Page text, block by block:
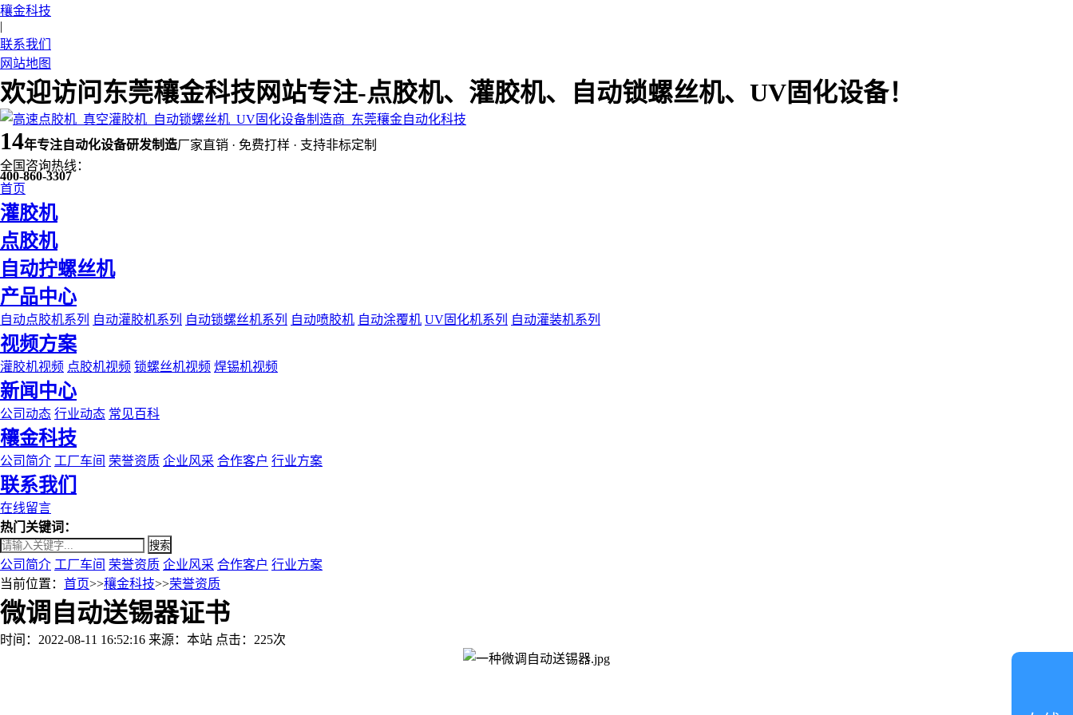
穰金科技
|
联系我们
网站地图
欢迎访问东莞穰金科技网站专注-点胶机、灌胶机、自动锁螺丝机、UV固化设备！
14年专注自动化设备研发制造厂家直销 · 免费打样 · 支持非标定制
全国咨询热线：
400-860-3307
首页
灌胶机
点胶机
自动拧螺丝机
产品中心
自动点胶机系列 自动灌胶机系列 自动锁螺丝机系列 自动喷胶机 自动涂覆机 UV固化机系列 自动灌装机系列
视频方案
灌胶机视频 点胶机视频 锁螺丝机视频 焊锡机视频
新闻中心
公司动态 行业动态 常见百科
穰金科技
公司简介 工厂车间 荣誉资质 企业风采 合作客户 行业方案
联系我们
在线留言
热门关键词：
搜索
公司简介 工厂车间 荣誉资质 企业风采 合作客户 行业方案
当前位置： 首页>>穰金科技>>荣誉资质
微调自动送锡器证书
时间：2022-08-11 16:52:16 来源：本站 点击：225次